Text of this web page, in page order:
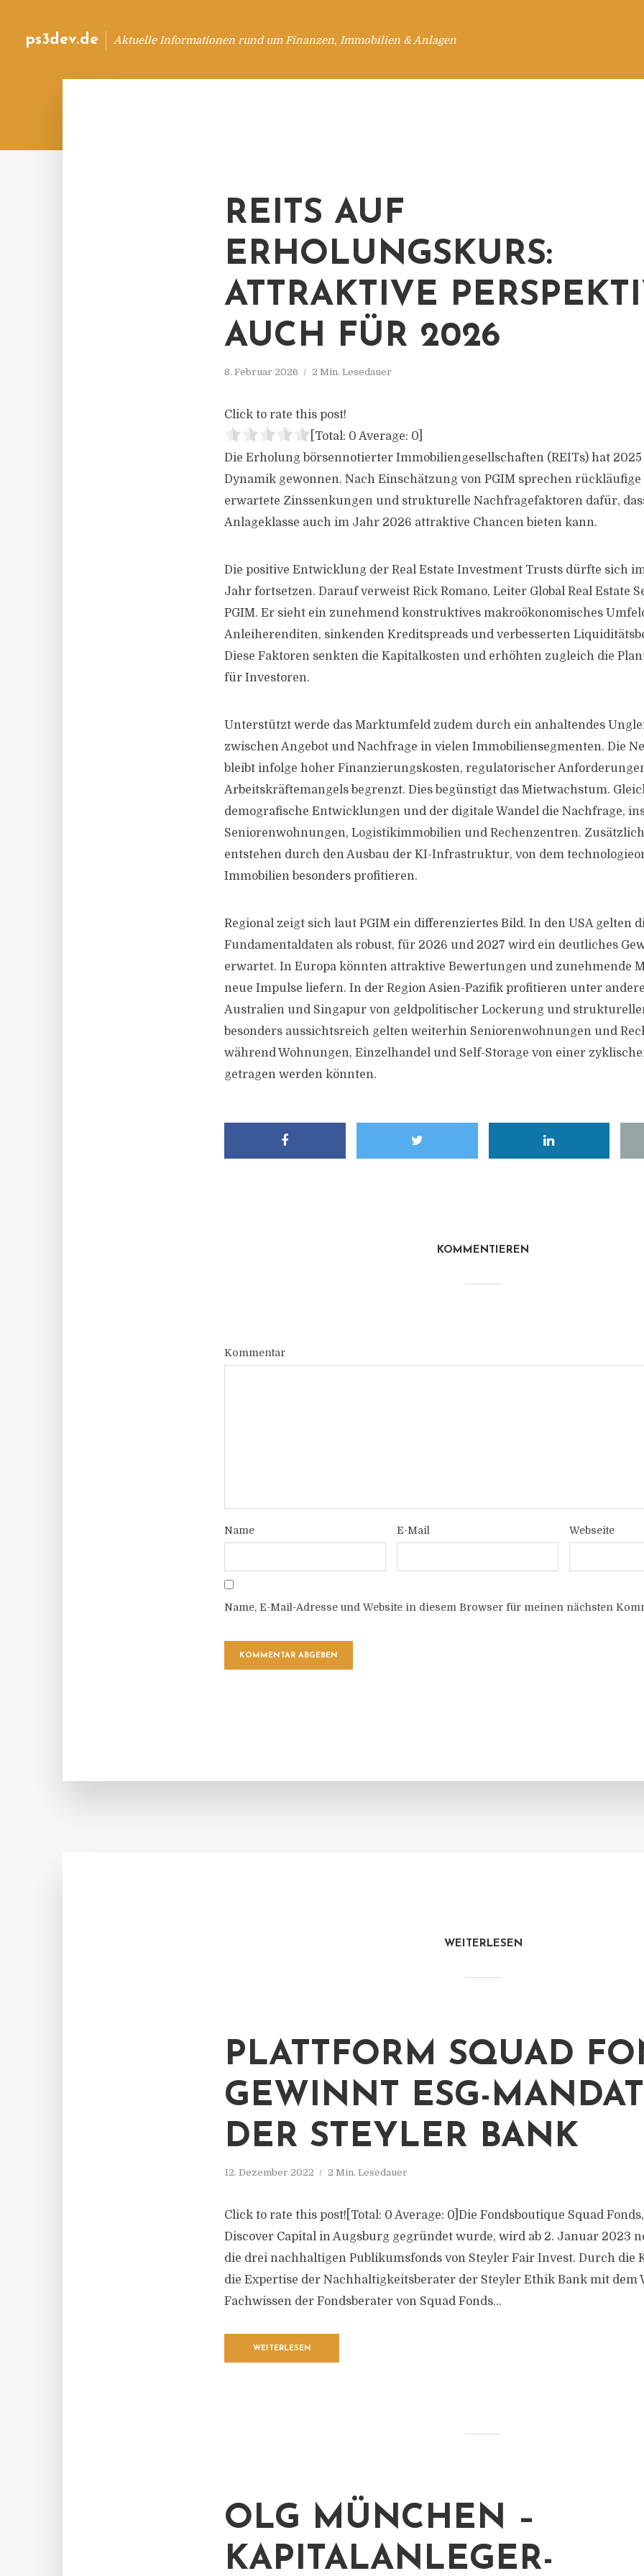
ps3dev.de Aktuelle Informationen rund um Finanzen, Immobilien & Anlagen
REITS AUF
ERHOLUNGSKURS:
ATTRAKTIVE
AUCH FÜR 2026
8. Februar 2026 2 Min. Lesedauer
Click to rate this post!
[Total: 0 Average: 0
Die Erholung börsennotierter Immobiliengesellschaften (REITs) hat
Dynamik gewonnen. Nach Einschätzung von PGIM sprechen
erwartete Zinssenkungen und strukturelle Nachfragefaktoren dafür,
Anlageklasse auch im Jahr 2026 attraktive Chancen bieten kann.
Die positive Entwicklung der Real Estate Investment Trusts dürfte sich
Jahr fortsetzen. Darauf verweist Rick Romano, Leiter Global Real Estate
PGIM. Er sieht ein zunehmend konstruktives makroökonomisches
Anleiherenditen, sinkenden Kreditspreads und verbesserten
Diese Faktoren senkten die Kapitalkosten und erhöhten zugleich die
für Investoren.
Unterstützt werde das Marktumfeld zudem durch ein anhaltendes
zwischen Angebot und Nachfrage in vielen Immobiliensegmenten. Die
bleibt infolge hoher Finanzierungskosten, regulatorischer
Arbeitskräftemangels begrenzt. Dies begünstigt das Mietwachstum.
demografische Entwicklungen und der digitale Wandel die Nachfrage,
Seniorenwohnungen, Logistikimmobilien und Rechenzentren.
entstehen durch den Ausbau der KI-Infrastruktur, von dem
Immobilien besonders profitieren.
Regional zeigt sich laut PGIM ein differenziertes Bild. In den USA gelten
Fundamentaldaten als robust, für 2026 und 2027 wird ein deutliches
erwartet. In Europa könnten attraktive Bewertungen und zunehmende
neue Impulse liefern. In der Region Asien-Pazifik profitieren unter
Australien und Singapur von geldpolitischer Lockerung und
besonders aussichtsreich gelten weiterhin Seniorenwohnungen und
während Wohnungen, Einzelhandel und Self-Storage von einer
getragen werden könnten.
KOMMENTIEREN
Kommentar
Name E-Mail Webseite
Name, E-Mail-Adresse und Website in diesem Browser für meinen nächsten
WEITERLESEN
PLATTFORM SQUAD
GEWINNT ESG-
DER STEYLER BANK
12. Dezember 2022 2 Min. Lesedauer
Click to rate this post![Total: 0 Average: 0]Die Fondsboutique Squad
Discover Capital in Augsburg gegründet wurde, wird ab 2. Januar 2023
die drei nachhaltigen Publikumsfonds von Steyler Fair Invest. Durch die
die Expertise der Nachhaltigkeitsberater der Steyler Ethik Bank mit dem
Fachwissen der Fondsberater von Squad Fonds...
WEITERLESEN
OLG MÜNCHEN –
KAPITALANLEGER-